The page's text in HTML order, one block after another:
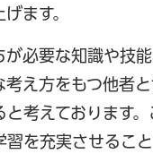
ます。
必要な知識や技
え方をもつ他者
考えております
を充実させるこ